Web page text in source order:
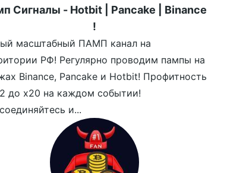
Сигналы - Hotbit | Pancake | Binance
!
масштабный ПАМП канал на
РФ! Регулярно проводим пампы на
Binance, Pancake и Hotbit! Профитность
до х20 на каждом событии!
и...